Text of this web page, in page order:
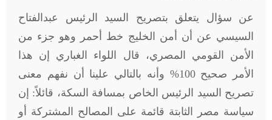
عن سؤال يتعلق بتصريح السيد الرئيس عبدالفتاح
السيسي عن أن أمن الخليج خط أحمر وهو جزء من
الأمن القومي المصري، قال اللواء الغباري إن هذا
الأمر صحيح 100% وأنه بالتالي علينا أن نفهم معنى
تصريح السيد الرئيس الخاص بمسافة السكة، قائلاً: إن
سياسة مصر الثابتة قائمة على المصالح المشتركة أو